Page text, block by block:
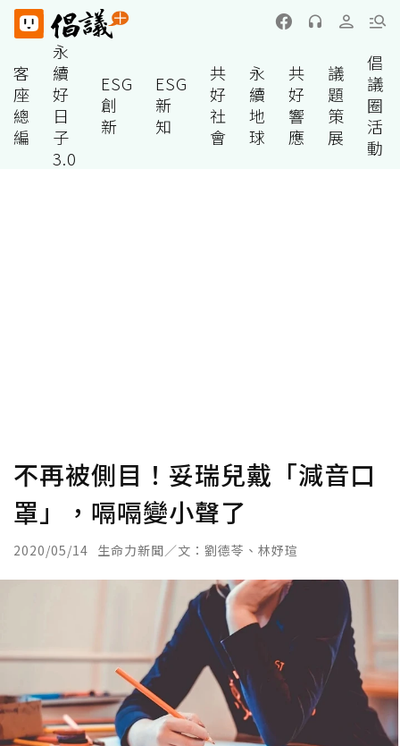
客
座
總
編
永
續
好
日
子
3.0
ESG
創
新
ESG
新
知
共
好
社
會
永
續
地
球
共
好
響
應
議
題
策
展
倡
議
圈
活
動
不再被側目！妥瑞兒戴「減音口
罩」，嗝嗝變小聲了
2020/05/14 生命力新聞／文：劉德苓、林妤瑄